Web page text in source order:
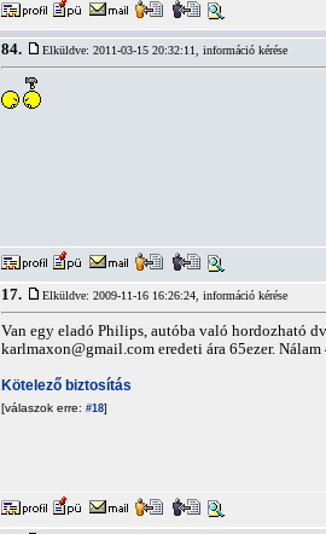
84. Elküldve: 2011-03-15 20:32:11, információ kérése
17. Elküldve: 2009-11-16 16:26:24, információ kérése
Van egy eladó Philips, autóba való hordozható
karlmaxon@gmail.com eredeti ára 65ezer.
Kötelező biztosítás
[válaszok erre: #18]